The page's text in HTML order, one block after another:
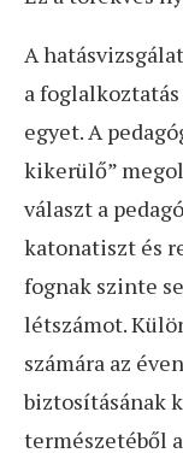
A
a
egyet. A
kikerülő”
választ a
katonatiszt és
fognak szinte
létszámot.
számára az
biztosításának
természetéből